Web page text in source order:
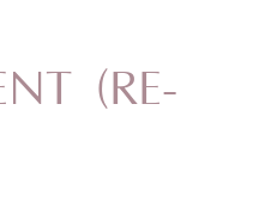
(RE-